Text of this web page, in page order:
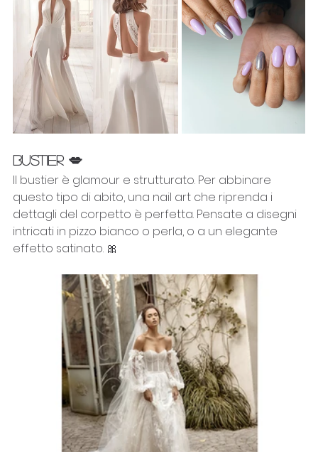
BUSTIER 💋
Il bustier è glamour e strutturato. Per abbinare
questo tipo di abito, una nail art che riprenda i
dettagli del corpetto è perfetta. Pensate a disegni
intricati in pizzo bianco o perla, o a un elegante
effetto satinato. 🎀